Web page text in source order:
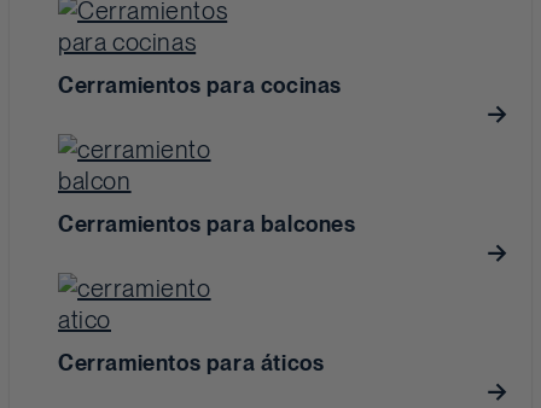
Cerramientos para cocinas
Cerramientos para balcones
Cerramientos para áticos